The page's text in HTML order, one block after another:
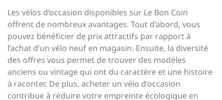
Les vélos d’occasion disponibles sur Le Bon Coin
offrent de nombreux avantages. Tout d’abord, vous
pouvez bénéficier de prix attractifs par rapport à
l’achat d’un vélo neuf en magasin. Ensuite, la diversité
des offres vous permet de trouver des modèles
anciens ou vintage qui ont du caractère et une histoire
à raconter. De plus, acheter un vélo d’occasion
contribue à réduire votre empreinte écologique en